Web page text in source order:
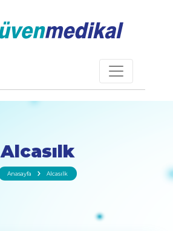
Alcasılk
Anasayfa Alcasılk